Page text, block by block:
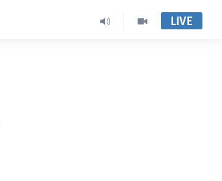
LIVE